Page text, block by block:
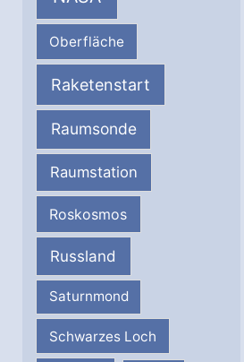
Oberfläche
Raketenstart
Raumsonde
Raumstation
Roskosmos
Russland
Saturnmond
Schwarzes Loch